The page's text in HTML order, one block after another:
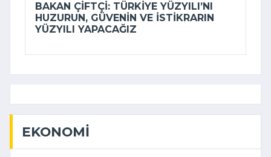
BAKAN ÇIFTÇI: TÜRKIYE YÜZYILI’NI
HUZURUN, GÜVENIN VE ISTIKRARIN
YÜZYILI YAPACAĞIZ
EKONOMI